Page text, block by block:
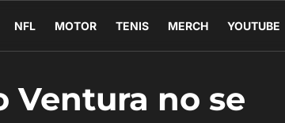
NFL MOTOR TENIS MERCH YOUTUBE
Ventura no se